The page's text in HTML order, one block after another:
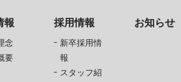
報
念
要
採用情報
新卒採用情
報
スタッフ紹
お知らせ